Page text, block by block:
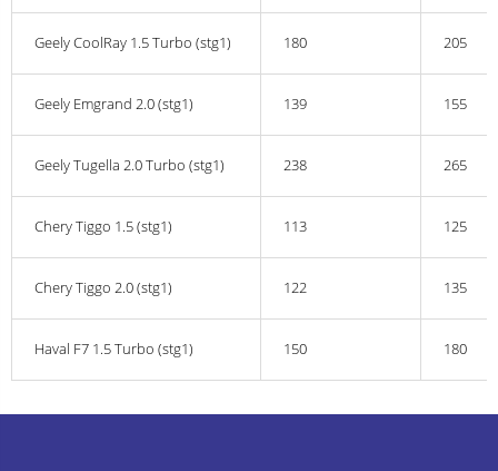
Geely CoolRay 1.5 Turbo (stg1) 180 205
Geely Emgrand 2.0 (stg1) 139 155
Geely Tugella 2.0 Turbo (stg1) 238 265
Chery Tiggo 1.5 (stg1) 113 125
Chery Tiggo 2.0 (stg1) 122 135
Haval F7 1.5 Turbo (stg1) 150 180